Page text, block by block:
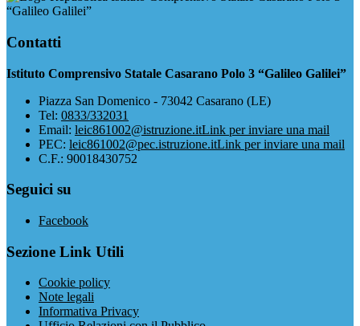
“Galileo Galilei”
Contatti
Istituto Comprensivo Statale Casarano Polo 3 “Galileo Galilei”
Piazza San Domenico - 73042 Casarano (LE)
Tel: 0833/332031
Email: leic861002@istruzione.itLink per inviare una mail
PEC: leic861002@pec.istruzione.itLink per inviare una mail
C.F.: 90018430752
Seguici su
Facebook
Sezione Link Utili
Cookie policy
Note legali
Informativa Privacy